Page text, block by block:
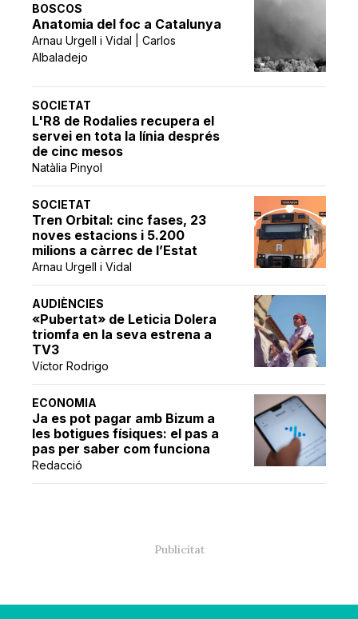
BOSCOS
Anatomia del foc a Catalunya
Arnau Urgell i Vidal | Carlos
Albaladejo
SOCIETAT
L'R8 de Rodalies recupera el
servei en tota la línia després
de cinc mesos
Natàlia Pinyol
SOCIETAT
Tren Orbital: cinc fases, 23
noves estacions i 5.200
milions a càrrec de l’Estat
Arnau Urgell i Vidal
AUDIÈNCIES
«Pubertat» de Leticia Dolera
triomfa en la seva estrena a
TV3
Víctor Rodrigo
ECONOMIA
Ja es pot pagar amb Bizum a
les botigues físiques: el pas a
pas per saber com funciona
Redacció